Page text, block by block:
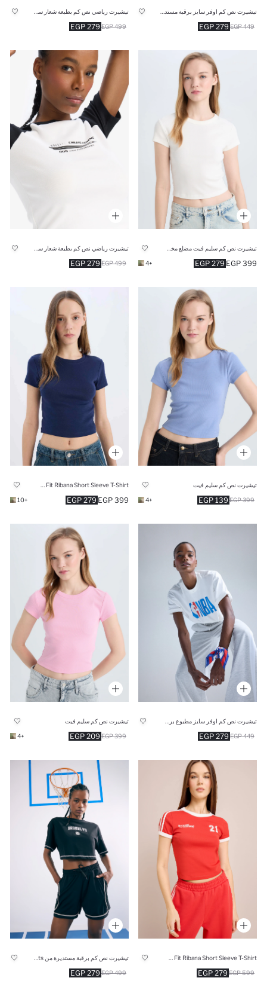
تيشيرت نص كم اوفر سايز برقبة مستديرة من DeFactoFit NBA Wordmark
279 EGP 449 EGP
279 EGP 499 EGP
279 EGP 399 EGP
+4
279 EGP 499 EGP
تيشيرت نص كم سليم فيت
139 EGP 399 EGP
+4
279 EGP 399 EGP
+10
279 EGP 449 EGP
تيشيرت نص كم سليم فيت
209 EGP 399 EGP
+4
279 EGP 599 EGP
279 EGP 499 EGP